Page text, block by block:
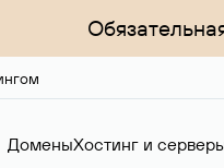
ДоменыХостинг и